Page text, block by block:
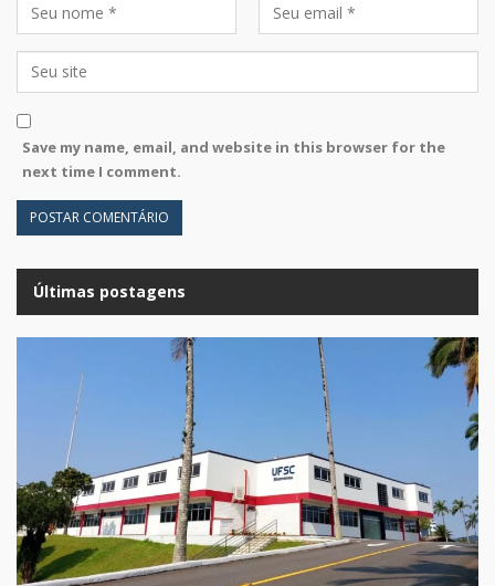
Save my name, email, and website in this browser for the
next time I comment.
Últimas postagens